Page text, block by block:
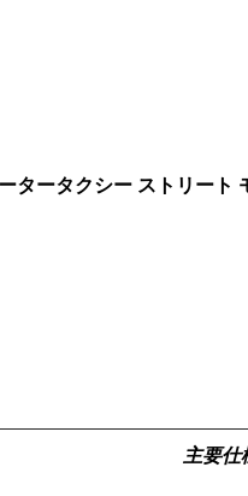
タータクシー ストリート
主要仕